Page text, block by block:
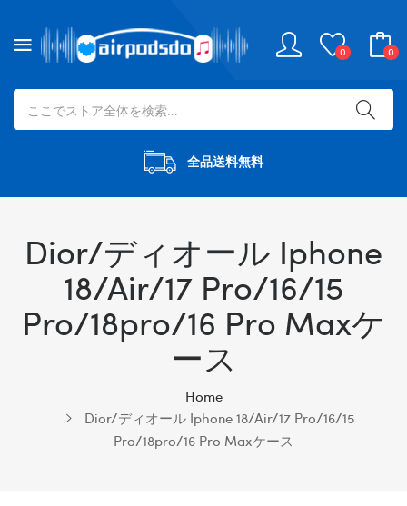
0 0
全品送料無料
Dior/ディオール Iphone
18/Air/17 Pro/16/15
Pro/18pro/16 Pro Maxケ
ース
Home
Dior/ディオール Iphone 18/Air/17 Pro/16/15
Pro/18pro/16 Pro Maxケース